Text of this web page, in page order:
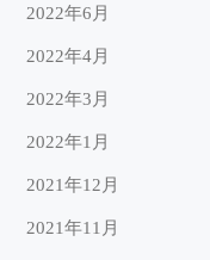
2022年6月
2022年4月
2022年3月
2022年1月
2021年12月
2021年11月